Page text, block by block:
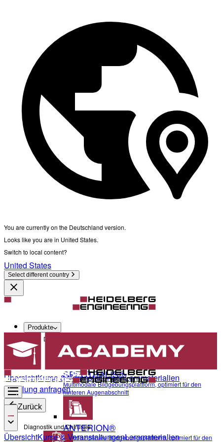
You are currently on the Deutschland version.
Looks like you are in United States.
Switch to local content?
United States
Select different country
Produkte
Diagnostik und Chirurgie
SPECTRALIS®
Multimodale Bildgebungsplattform, optimiert für den
hinteren Augenabschnitt
ANTERION®
Multidisziplinäre Bildgebungsplattform, optimiert für den
ÜbersichtKurse & VeranstaltungenLernmaterialien
Schulung anfragen
Zurück
Diagnostik und Chirurgie
ÜbersichtKurse & VeranstaltungenLernmaterialien